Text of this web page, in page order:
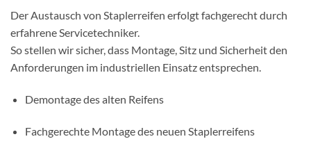
Der Austausch von Staplerreifen erfolgt fachgerecht durch
erfahrene Servicetechniker.
So stellen wir sicher, dass Montage, Sitz und Sicherheit den
Anforderungen im industriellen Einsatz entsprechen.
Demontage des alten Reifens
Fachgerechte Montage des neuen Staplerreifens